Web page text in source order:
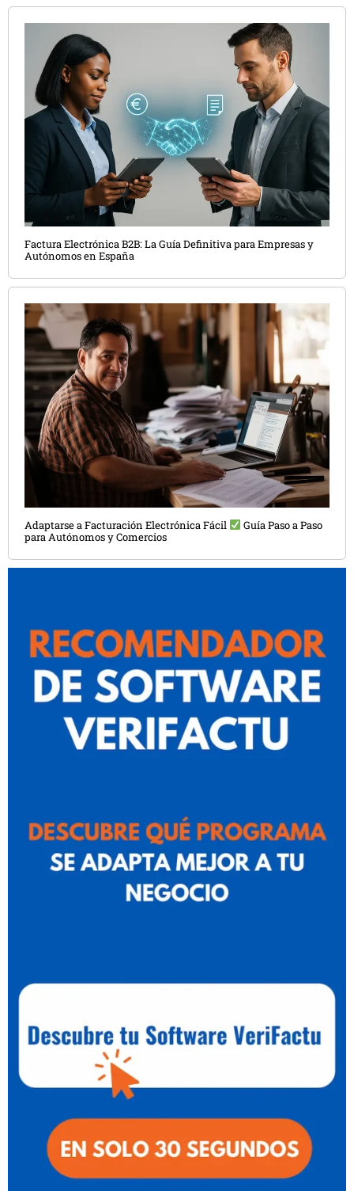
Factura Electrónica B2B: La Guía Definitiva para Empresas y
Autónomos en España
Adaptarse a Facturación Electrónica Fácil
Guía Paso a Paso
para Autónomos y Comercios